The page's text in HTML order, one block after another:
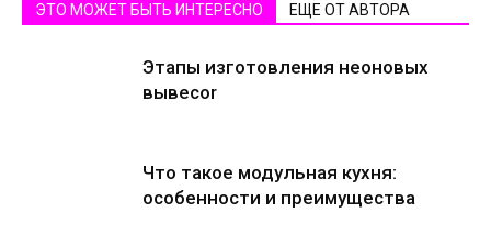
ЭТО МОЖЕТ БЫТЬ ИНТЕРЕСНО ЕЩЕ ОТ АВТОРА
Этапы изготовления неоновых
вывесоr
Что такое модульная кухня:
особенности и преимущества